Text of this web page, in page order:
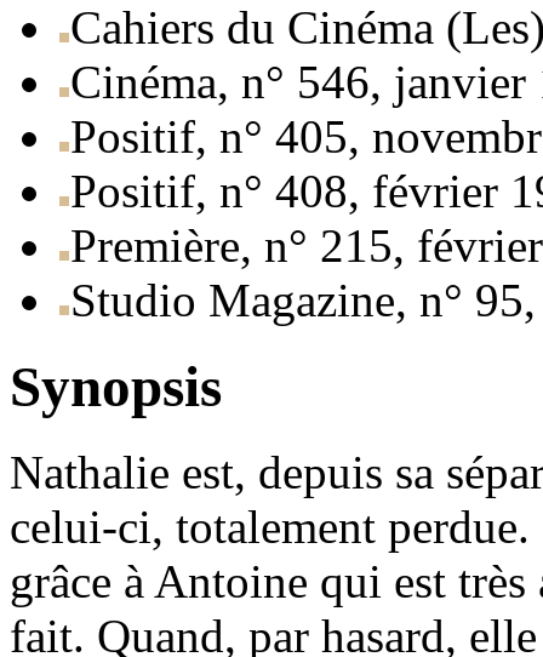
Cahiers du Cinéma
Cinéma, n° 546, janvier
Positif, n° 405,
Positif, n° 408, février
Première, n° 215,
Studio Magazine, n°
Synopsis
Nathalie est, depuis sa
celui-ci, totalement
grâce à Antoine qui est
fait. Quand, par hasard,